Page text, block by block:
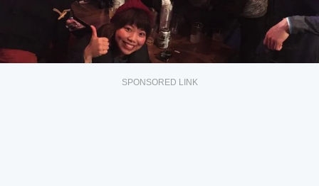
SPONSORED LINK